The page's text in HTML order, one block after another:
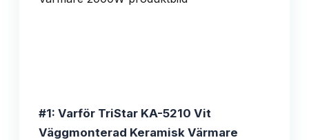
#1: Varför TriStar KA-5210 Vit
Väggmonterad Keramisk Värmare